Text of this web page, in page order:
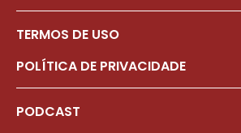
TERMOS DE USO
POLÍTICA DE PRIVACIDADE
PODCAST